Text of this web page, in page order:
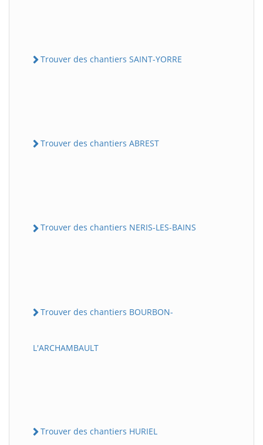
Trouver des chantiers SAINT-YORRE
Trouver des chantiers ABREST
Trouver des chantiers NERIS-LES-BAINS
Trouver des chantiers BOURBON-
L'ARCHAMBAULT
Trouver des chantiers HURIEL